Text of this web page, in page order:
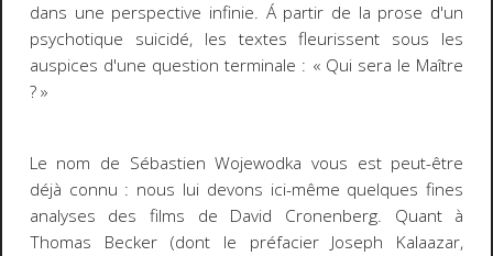
dans une perspective infinie. Á partir de la prose d'un
psychotique suicidé, les textes fleurissent sous les
auspices d'une question terminale : « Qui sera le Maître
? »
Le nom de Sébastien Wojewodka vous est peut-être
déjà connu : nous lui devons ici-même quelques fines
analyses des films de David Cronenberg. Quant à
Thomas Becker (dont le préfacier Joseph Kalaazar,